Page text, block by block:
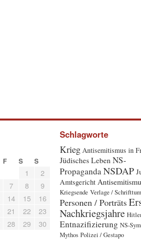
F S S
1
2
7 8
9
14 15
16
21 22
23
28 29
30
Schlagworte
Krieg Antisemitismus in
Jüdisches Leben NS-
Propaganda NSDAP
Amtsgericht
Kriegsende Verlage / Schrifttum
Personen / Porträts
Nachkriegsjahre
Entnazifizierung NS-
Mythos Polizei / Gestapo